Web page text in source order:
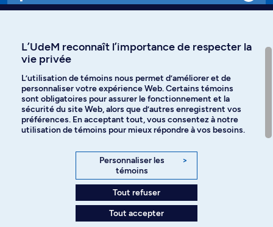
Langues
Facebook Instagram
YouTube
Politique de confidentialité
L’UdeM reconnaît l’importance de respecter la
vie privée
L’utilisation de témoins nous permet d’améliorer et de
personnaliser votre expérience Web. Certains témoins
sont obligatoires pour assurer le fonctionnement et la
sécurité du site Web, alors que d’autres enregistrent vos
préférences. En acceptant tout, vous consentez à notre
utilisation de témoins pour mieux répondre à vos besoins.
Personnaliser les
témoins
>
Tout refuser
Tout accepter